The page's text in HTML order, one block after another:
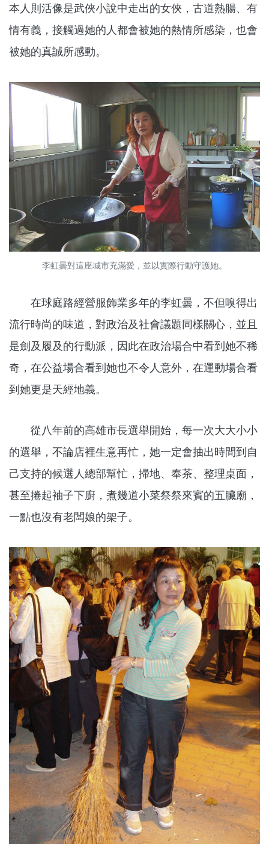
本人則活像是武俠小說中走出的女俠，古道熱腸、有
情有義，接觸過她的人都會被她的熱情所感染，也會
被她的真誠所感動。
李虹曇對這座城市充滿愛，並以實際行動守護她。
在球庭路經營服飾業多年的李虹曇，不但嗅得出
流行時尚的味道，對政治及社會議題同樣關心，並且
是劍及履及的行動派，因此在政治場合中看到她不稀
奇，在公益場合看到她也不令人意外，在運動場合看
到她更是天經地義。
從八年前的高雄市長選舉開始，每一次大大小小
的選舉，不論店裡生意再忙，她一定會抽出時間到自
己支持的候選人總部幫忙，掃地、奉茶、整理桌面，
甚至捲起袖子下廚，煮幾道小菜祭祭來賓的五臟廟，
一點也沒有老闆娘的架子。